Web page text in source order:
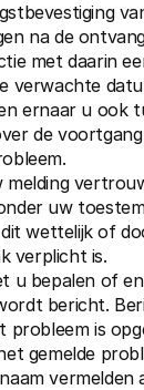
na de
met daarin
verwachte
ernaar u ook
de
melding
uw
wettelijk of
verplicht is.
u bepalen of
bericht.
probleem is
gemelde
vermelden